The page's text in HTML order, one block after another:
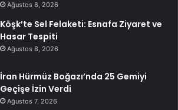
Ağustos 8, 2026
Köşk’te Sel Felaketi: Esnafa Ziyaret ve
Hasar Tespiti
Ağustos 8, 2026
İran Hürmüz Boğazı’nda 25 Gemiyi
Geçişe İzin Verdi
Ağustos 7, 2026